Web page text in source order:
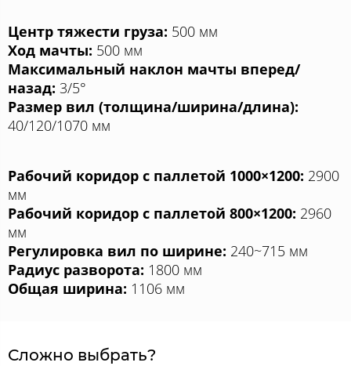
Центр тяжести груза: 500 мм
Ход мачты: 500 мм
Максимальный наклон мачты вперед/
назад: 3/5°
Размер вил (толщина/ширина/длина):
40/120/1070 мм
Рабочий коридор с паллетой 1000×1200: 2900
мм
Рабочий коридор с паллетой 800×1200: 2960
мм
Регулировка вил по ширине: 240~715 мм
Радиус разворота: 1800 мм
Общая ширина: 1106 мм
Сложно выбрать?